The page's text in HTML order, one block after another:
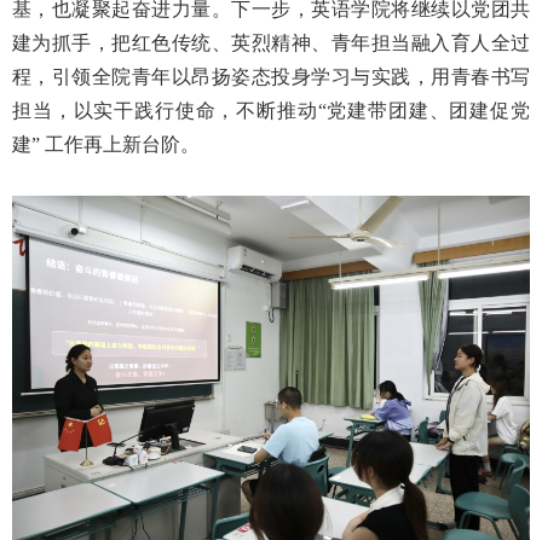
基，也凝聚起奋进力量。下一步，英语学院将继续以党团共
建为抓手，把红色传统、英烈精神、青年担当融入育人全过
程，引领全院青年以昂扬姿态投身学习与实践，用青春书写
担当，以实干践行使命，不断推动“党建带团建、团建促党
建” 工作再上新台阶。